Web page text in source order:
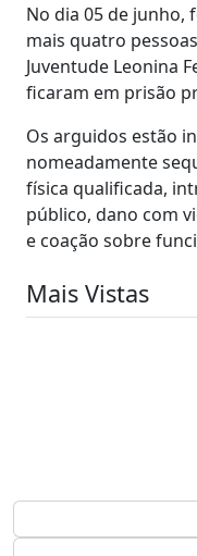
No dia 05 de junho,
mais quatro
Juventude Leonina
ficaram em prisão
Os arguidos estão
nomeadamente
física qualificada,
público, dano com
e coação sobre
Mais Vistas